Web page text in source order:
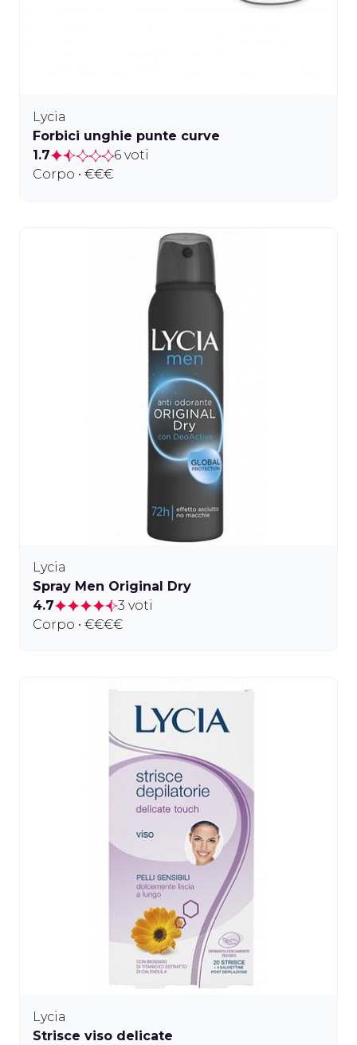
Lycia
Forbici unghie punte curve
1.7
6 voti
Corpo • €€€
Lycia
Spray Men Original Dry
4.7
3 voti
Corpo • €€€€
Lycia
Strisce viso delicate